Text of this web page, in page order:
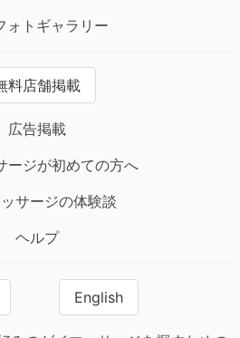
ォトギャラリー
料店舗掲載
広告掲載
ージが初めての方へ
サージの体験談
ヘルプ
English